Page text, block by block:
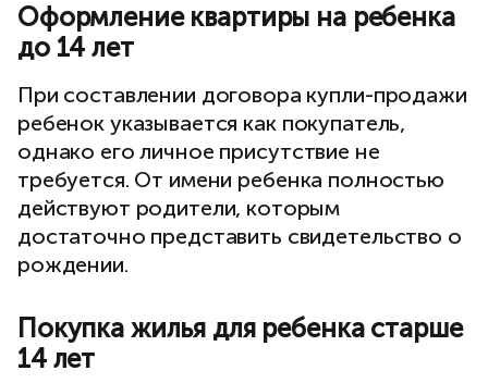
Оформление квартиры на ребенка
до 14 лет
При составлении договора купли-продажи
ребенок указывается как покупатель,
однако его личное присутствие не
требуется. От имени ребенка полностью
действуют родители, которым
достаточно представить свидетельство о
рождении.
Покупка жилья для ребенка старше
14 лет